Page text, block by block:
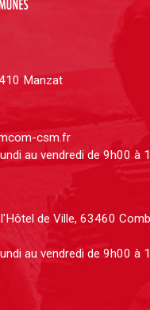
Manzat
csm.fr
au vendredi de 9h00
de Ville, 63460
au vendredi de 9h00